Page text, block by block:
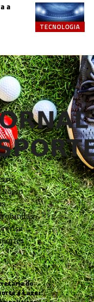
TECNOLOGIA
a
do
e Lazer: